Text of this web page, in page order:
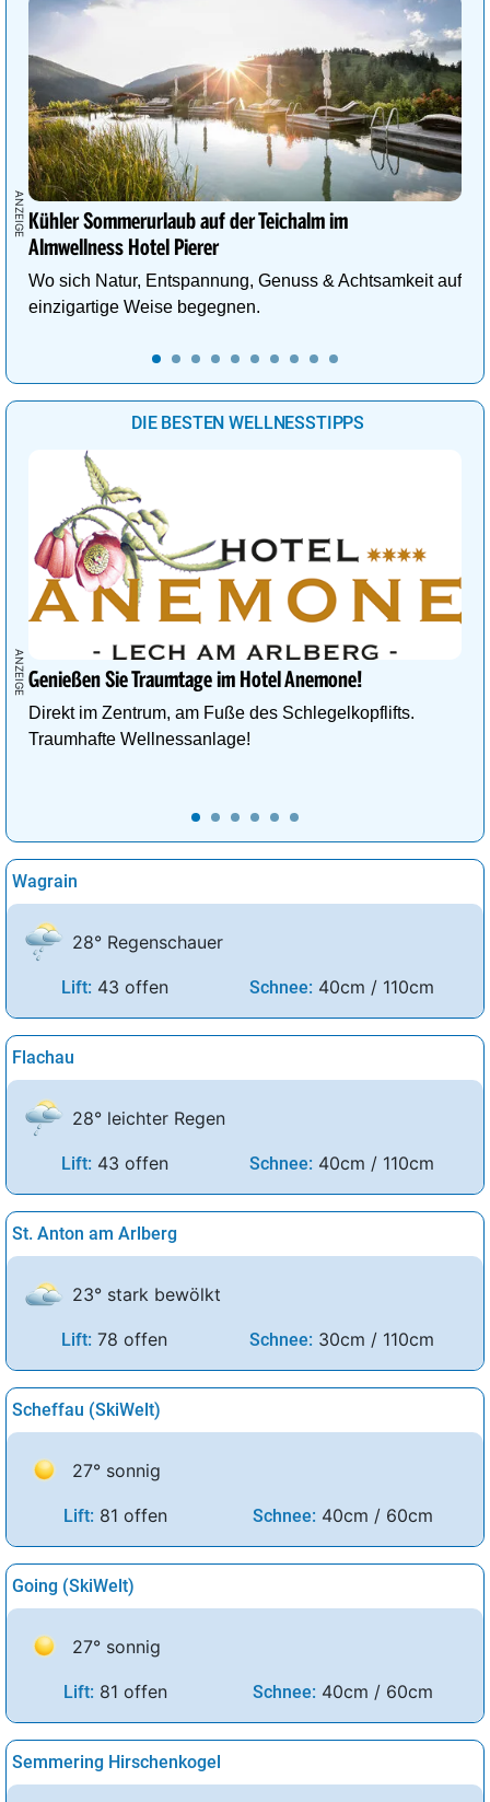
Kühler Sommerurlaub auf der Teichalm im
Almwellness Hotel Pierer
Wo sich Natur, Entspannung, Genuss & Achtsamkeit auf
einzigartige Weise begegnen.
DIE BESTEN WELLNESSTIPPS
Genießen Sie Traumtage im Hotel Anemone!
Direkt im Zentrum, am Fuße des Schlegelkopflifts.
Traumhafte Wellnessanlage!
Wagrain
28° Regenschauer
Lift: 43 offen Schnee: 40cm / 110cm
Flachau
28° leichter Regen
Lift: 43 offen Schnee: 40cm / 110cm
St. Anton am Arlberg
23° stark bewölkt
Lift: 78 offen Schnee: 30cm / 110cm
Scheffau (SkiWelt)
27° sonnig
Lift: 81 offen Schnee: 40cm / 60cm
Going (SkiWelt)
27° sonnig
Lift: 81 offen Schnee: 40cm / 60cm
Semmering Hirschenkogel